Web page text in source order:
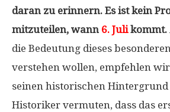
daran zu erinnern. Es ist kein
mitzuteilen, wann 6. Julikommt.
die Bedeutung dieses
verstehen wollen, empfehlen
seinen historischen Hintergrund
Historiker vermuten, dass das